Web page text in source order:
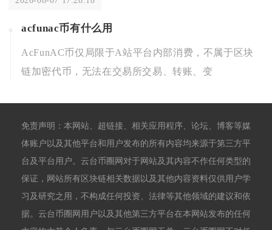
acfunac币有什么用
AcFunAC币仅局限于A站平台内部消费，不属于区块
链加密代币，无法在交易所交易、转账、变
免责声明：本网站、超链接、相关应用程序、论坛、博客等媒
体账户以及其他平台和用户发布的所有内容均来源于第三方平
台及平台用户。云台币圈网对于网站及其内容不作任何类型的
保证，网站所有区块链相关数据以及其他内容资料仅供用户学
习及研究之用，不构成任何投资、法律等其他领域的建议和依
据。云台币圈网用户以及其他第三方平台在本网站发布的任何